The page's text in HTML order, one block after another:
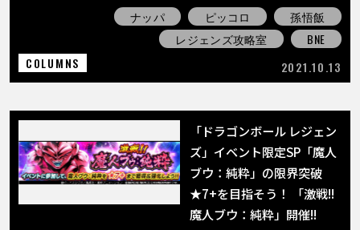
ナッパ ピッコロ
孫悟飯
レジェンズ攻略室
BNE
COLUMNS
2021.10.13
「ドラゴンボール レジェン
ズ」イベント限定SP「魔人
ブウ：純粋」の限界突破
★7+を目指そう！ 「激戦!!
魔人ブウ：純粋」開催!!